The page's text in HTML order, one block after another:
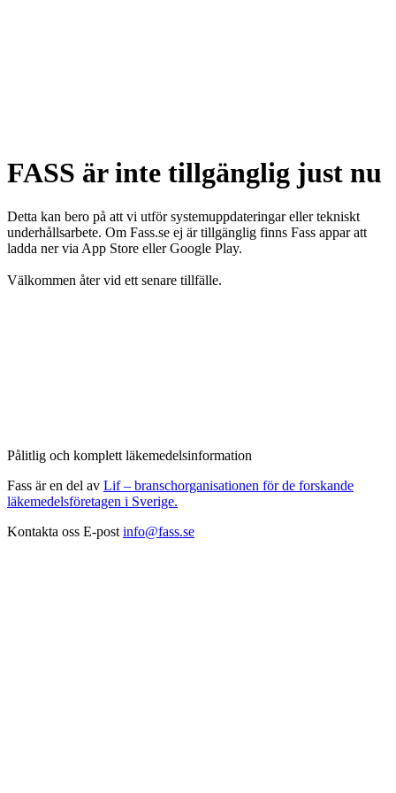
FASS är inte tillgänglig just nu
Detta kan bero på att vi utför systemuppdateringar eller tekniskt
underhållsarbete. Om Fass.se ej är tillgänglig finns Fass appar att
ladda ner via App Store eller Google Play.
Välkommen åter vid ett senare tillfälle.
Pålitlig och komplett läkemedelsinformation
Fass är en del av Lif – branschorganisationen för de forskande
läkemedelsföretagen i Sverige.
Kontakta oss E-post info@fass.se